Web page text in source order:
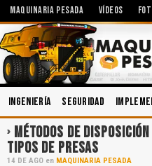
MAQUINARIA PESADA VÍDEOS
Ingeniería Seguridad
MÉTODOS DE
TIPOS DE PRESAS
14 DE AGO en MAQUINARIA PESADA